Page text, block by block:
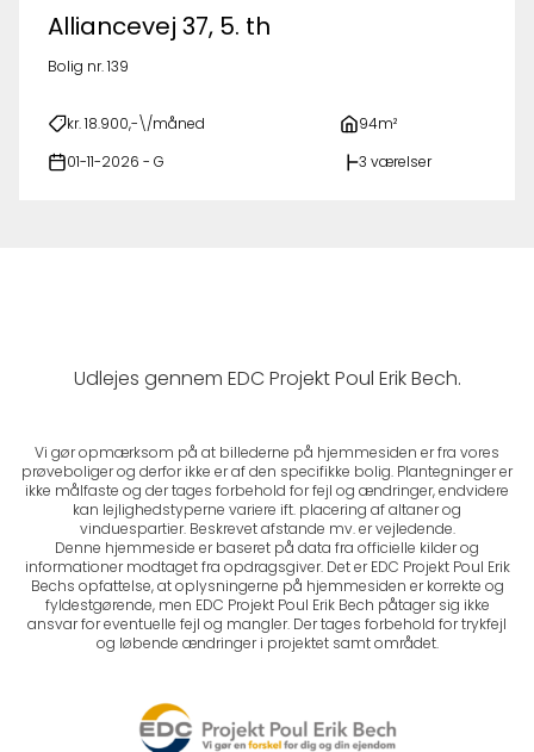
Alliancevej 37, 5. th
Bolig nr. 139
kr. 18.900,-\/måned 94m²
01-11-2026 - G 3 værelser
Udlejes gennem EDC Projekt Poul Erik Bech.
Vi gør opmærksom på at billederne på hjemmesiden er fra vores
prøveboliger og derfor ikke er af den specifikke bolig. Plantegninger er
ikke målfaste og der tages forbehold for fejl og ændringer, endvidere
kan lejlighedstyperne variere ift. placering af altaner og
vinduespartier. Beskrevet afstande mv. er vejledende.
Denne hjemmeside er baseret på data fra officielle kilder og
informationer modtaget fra opdragsgiver. Det er EDC Projekt Poul Erik
Bechs opfattelse, at oplysningerne på hjemmesiden er korrekte og
fyldestgørende, men EDC Projekt Poul Erik Bech påtager sig ikke
ansvar for eventuelle fejl og mangler. Der tages forbehold for trykfejl
og løbende ændringer i projektet samt området.